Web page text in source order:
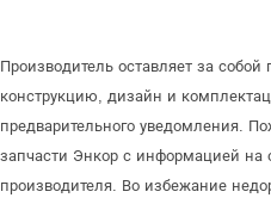
Производитель оставляет за
конструкцию, дизайн и
предварительного уведомления.
запчасти Энкор с информацией
производителя. Во избежание